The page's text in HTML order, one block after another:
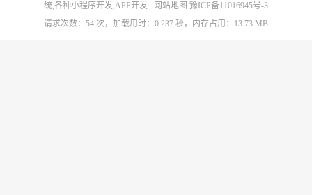
统,各种小程序开发,APP开发
网站地图 豫ICP备11016945号-3
请求次数：54 次，加载用时：0.237 秒，内存占用：13.73 MB